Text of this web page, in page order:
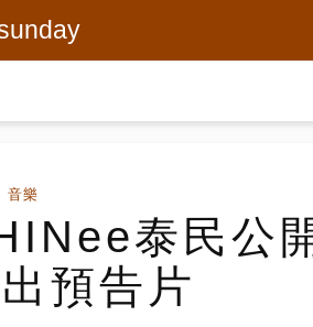
音樂
泰民公
預告片